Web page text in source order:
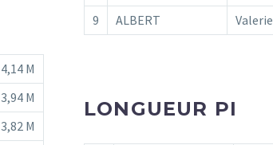
4,14 M
3,94 M
3,82 M
9
ALBERT Valerie
LONGUEUR PI